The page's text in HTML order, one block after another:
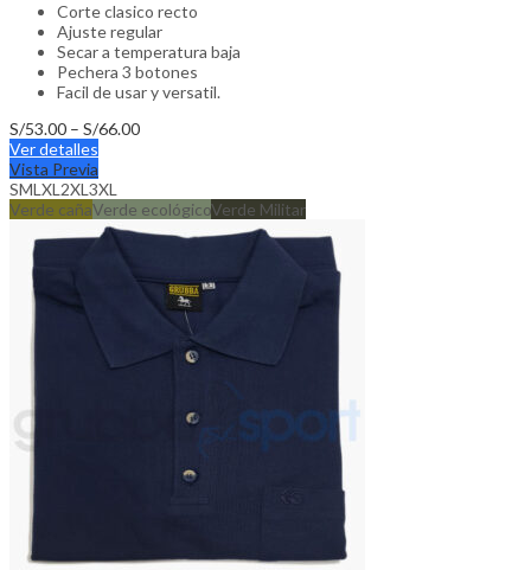
Corte clasico recto
Ajuste regular
Secar a temperatura baja
Pechera 3 botones
Facil de usar y versatil.
S/53.00 – S/66.00Price
S/66.00
Ver detalles
has
multiple
variants.
The
options
the
Vista Previa
SML XL 2XL 3XL
Verde cañaVerde ecológicoVerde Militar